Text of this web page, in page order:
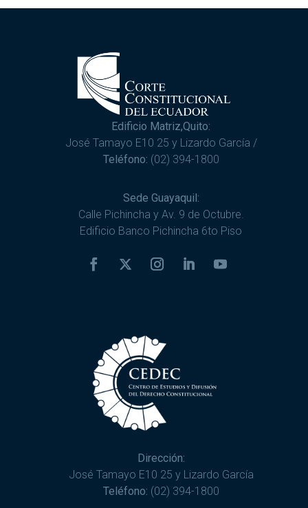
Edificio Matriz,Quito:
José Tamayo E10 25 y Lizardo García /
Teléfono: (02) 394-1800
Sede Guayaquil:
Calle Pichincha y Av. 9 de Octubre.
Edificio Banco Pichincha 6to Piso
Dirección:
José Tamayo E10 25 y Lizardo García
Teléfono: (02) 394-1800